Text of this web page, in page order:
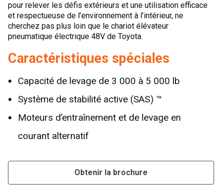
pour relever les défis extérieurs et une utilisation efficace
et respectueuse de l’environnement à l’intérieur, ne
cherchez pas plus loin que le chariot élévateur
pneumatique électrique 48V de Toyota.
Caractéristiques spéciales
Capacité de levage de 3 000 à 5 000 lb
Système de stabilité active (SAS) ™
Moteurs d’entraînement et de levage en
courant alternatif
Obtenir la brochure